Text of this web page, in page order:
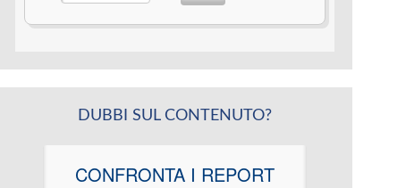
DUBBI SUL CONTENUTO?
CONFRONTA I REPORT